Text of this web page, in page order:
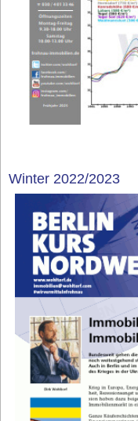
Winter 2022/2023